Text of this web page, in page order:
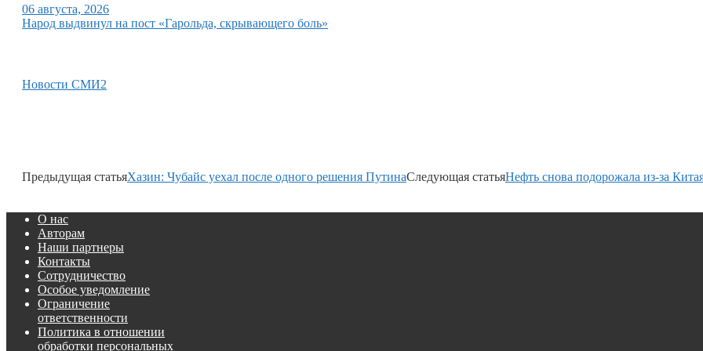
06 августа, 2026
Народ выдвинул на пост «Гарольда, скрывающего боль»
Новости СМИ2
Предыдущая статьяХазин: Чубайс уехал после одного решения ПутинаСледующая статьяНефть снова подорожала из-за
О нас
Авторам
Наши партнеры
Контакты
Сотрудничество
Особое уведомление
Ограничение
ответственности
Политика в отношении
обработки персональных